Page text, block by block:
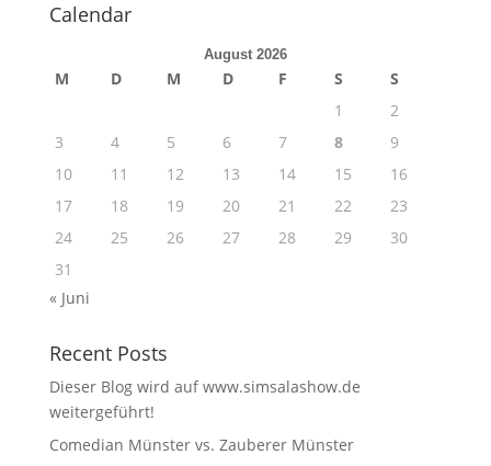
Calendar
August 2026
M D M D F S
S
1
2
3
4 5 6 7 8
9
10
11 12 13 14 15
16
17
18 19 20 21 22
23
24
25 26 27 28 29
30
31
« Juni
Recent Posts
Dieser Blog wird auf www.simsalashow.de
weitergeführt!
Comedian Münster vs. Zauberer Münster